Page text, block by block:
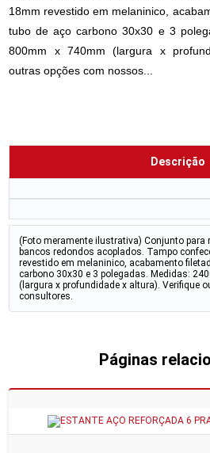
18mm revestido em melaninico,
tubo de aço carbono 30x30 e 3
800mm x 740mm (largura x
outras opções com nossos...
Descrição
(Foto meramente ilustrativa) Conjunto para
bancos redondos acoplados. Tampo
revestido em melaninico, acabamento
carbono 30x30 e 3 polegadas. Medidas:
(largura x profundidade x altura). Verifique
consultores.
Páginas